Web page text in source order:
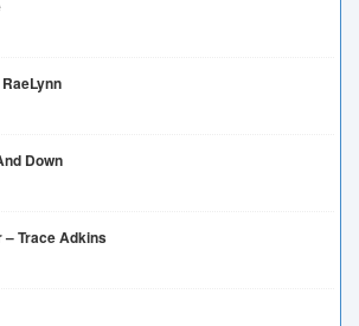
Down
– Trace Adkins